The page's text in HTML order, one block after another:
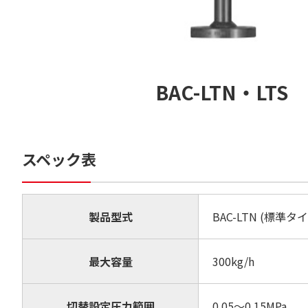
BAC-LTN・LTS
スペック表
製品型式 BAC-LTN (標準タ
最大容量 300kg/h